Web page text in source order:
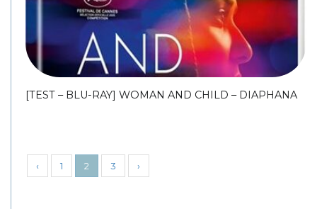
[TEST – BLU-RAY] WOMAN AND CHILD – DIAPHANA
‹ 1 2 3 ›